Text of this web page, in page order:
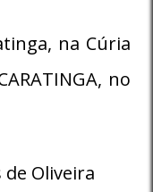
na Cúria
no
de Oliveira